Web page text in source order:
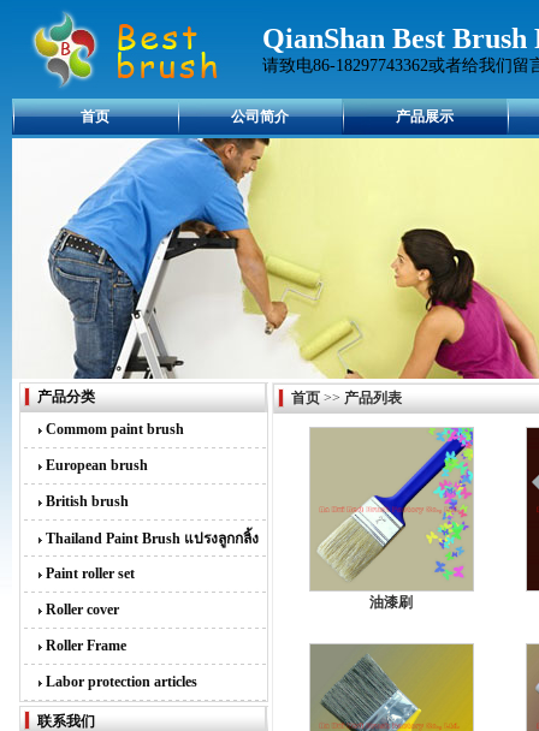
QianShan Best
请致电86-18297743362或者给我们留
首页 公司简介 产品展示
产品分类
Commom paint brush
European brush
British brush
Thailand Paint Brush แปรงลูกกลิ้ง
Paint roller set
Roller cover
Roller Frame
Labor protection articles
联系我们
首页 >> 产品列表
油漆刷